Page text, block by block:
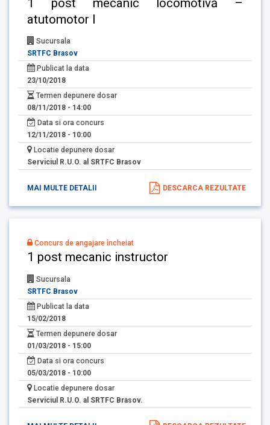
1 post mecanic locomotivă –
atutomotor I
Sucursala
SRTFC Brasov
Publicat la data
23/10/2018
Termen depunere dosar
08/11/2018 - 14:00
Data si ora concurs
12/11/2018 - 10:00
Locatie depunere dosar
Serviciul R.U.O. al SRTFC Brasov
MAI MULTE DETALII DESCARCA REZULTATE
Concurs de angajare încheiat
1 post mecanic instructor
Sucursala
SRTFC Brasov
Publicat la data
15/02/2018
Termen depunere dosar
01/03/2018 - 15:00
Data si ora concurs
05/03/2018 - 10:00
Locatie depunere dosar
Serviciul R.U.O. al SRTFC Brasov.